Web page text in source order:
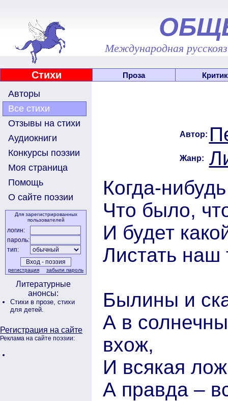
Международная
Стихи Проза
Авторы
Все стихи
Отзывы на стихи
Аудиокниги
Конкурсы поэзии
Моя страница
Помощь
О сайте поэзии
Для зарегистрированных
пользователей
логин:
пароль:
тип:
регистрация забыли пароль
Литературные
анонсы:
Стихи в прозе, стихи
для детей.
Регистрация на сайте
Реклама на сайте поэзии:
Автор:
Жанр:
Когда-
Что было,
И будет
Листать наш
Былины и
А в
вхож,
И всякая
А правда –